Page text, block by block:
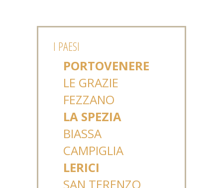
I PAESI
PORTOVENERE
LE GRAZIE
FEZZANO
LA SPEZIA
BIASSA
CAMPIGLIA
LERICI
SAN TERENZO